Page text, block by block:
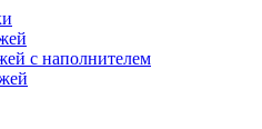
с наполнителем